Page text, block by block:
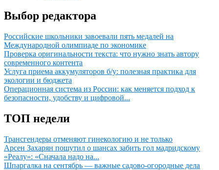
Выбор редактора
Российские школьники завоевали пять медалей на
Международной олимпиаде по экономике
Проверка оригинальности текста: что нужно знать автору
современного контента
Услуга приема аккумуляторов б/у: полезная практика для
экологии и бюджета
Операционная система из России: как меняется подход к
безопасности, удобству и цифровой...
ТОП недели
Трансгендеры отменяют гинекологию и не только
Арсен Захарян пошутил о шансах забить гол мадридскому
«Реалу»: «Сначала надо на...
Шпаргалка на сентябрь — важные садово-огородные дела